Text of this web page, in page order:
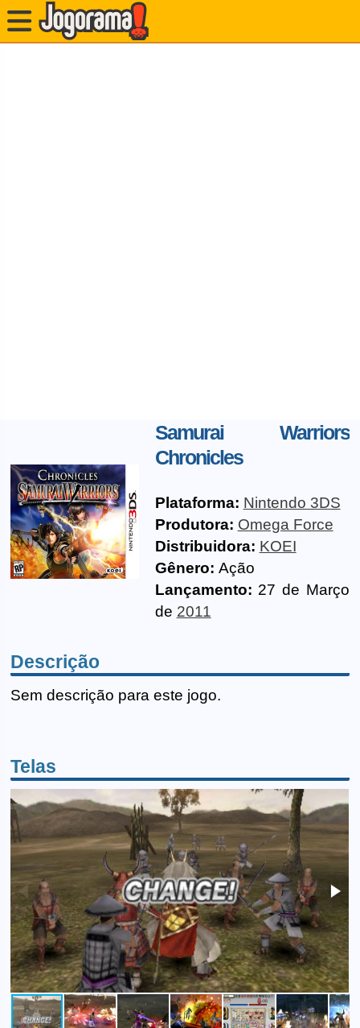
Samurai Warriors
Chronicles
Plataforma: Nintendo 3DS
Produtora: Omega Force
Distribuidora: KOEI
Gênero: Ação
Lançamento: 27 de Março
de 2011
Descrição
Sem descrição para este jogo.
Telas